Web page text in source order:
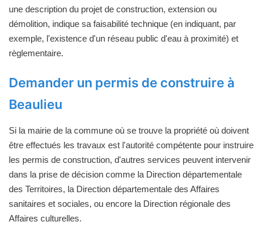
une description du projet de construction, extension ou
démolition, indique sa faisabilité technique (en indiquant, par
exemple, l'existence d'un réseau public d'eau à proximité) et
règlementaire.
Demander un permis de construire à
Beaulieu
Si la mairie de la commune où se trouve la propriété où doivent
être effectués les travaux est l'autorité compétente pour instruire
les permis de construction, d'autres services peuvent intervenir
dans la prise de décision comme la Direction départementale
des Territoires, la Direction départementale des Affaires
sanitaires et sociales, ou encore la Direction régionale des
Affaires culturelles.